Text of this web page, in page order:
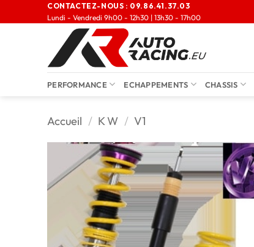
CONTACTEZ-NOUS : 09.86.41.37.03
Lundi - Vendredi 9h00 - 12h30 | 13h30 - 17h00
PERFORMANCE ECHAPPEMENTS CHASSIS
Accueil / K W / V1